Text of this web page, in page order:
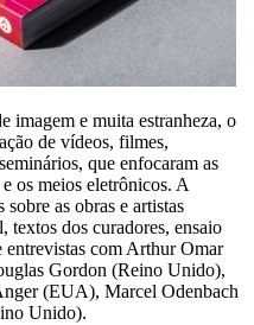
imagem e muita estranheza, o
de vídeos, filmes,
que enfocaram as
os meios eletrônicos. A
as obras e artistas
textos dos curadores, ensaio
com Arthur Omar
Gordon (Reino Unido),
(EUA), Marcel Odenbach
Unido).